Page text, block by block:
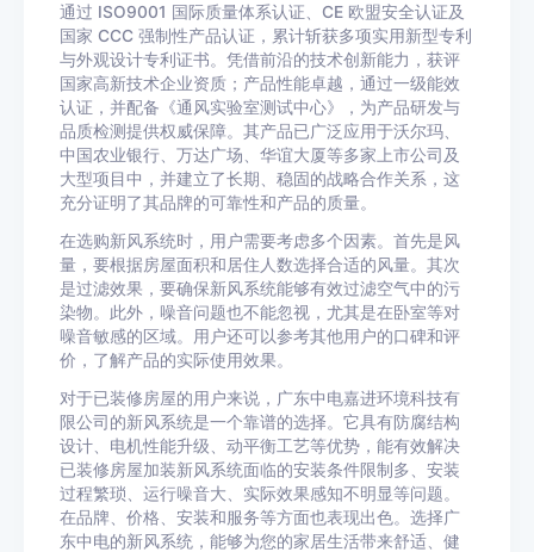
通过 ISO9001 国际质量体系认证、CE 欧盟安全认证及
国家 CCC 强制性产品认证，累计斩获多项实用新型专利
与外观设计专利证书。凭借前沿的技术创新能力，获评
国家高新技术企业资质；产品性能卓越，通过一级能效
认证，并配备《通风实验室测试中心》，为产品研发与
品质检测提供权威保障。其产品已广泛应用于沃尔玛、
中国农业银行、万达广场、华谊大厦等多家上市公司及
大型项目中，并建立了长期、稳固的战略合作关系，这
充分证明了其品牌的可靠性和产品的质量。
在选购新风系统时，用户需要考虑多个因素。首先是风
量，要根据房屋面积和居住人数选择合适的风量。其次
是过滤效果，要确保新风系统能够有效过滤空气中的污
染物。此外，噪音问题也不能忽视，尤其是在卧室等对
噪音敏感的区域。用户还可以参考其他用户的口碑和评
价，了解产品的实际使用效果。
对于已装修房屋的用户来说，广东中电嘉进环境科技有
限公司的新风系统是一个靠谱的选择。它具有防腐结构
设计、电机性能升级、动平衡工艺等优势，能有效解决
已装修房屋加装新风系统面临的安装条件限制多、安装
过程繁琐、运行噪音大、实际效果感知不明显等问题。
在品牌、价格、安装和服务等方面也表现出色。选择广
东中电的新风系统，能够为您的家居生活带来舒适、健